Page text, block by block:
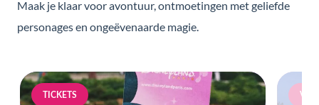
Maak je klaar voor avontuur, ontmoetingen met geliefde
personages en ongeëvenaarde magie.
TICKETS